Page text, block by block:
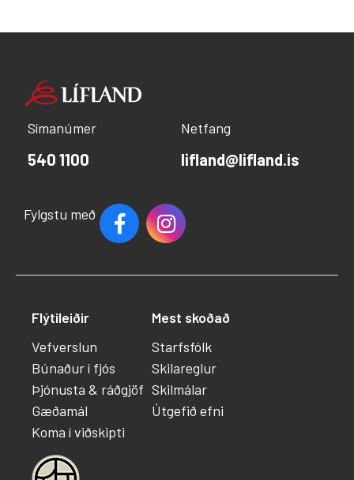
Símanúmer
540 1100
Netfang
lifland@lifland.is
Fylgstu með
Flýtileiðir
Vefverslun
Búnaður í fjós
Þjónusta & ráðgjöf
Gæðamál
Koma í viðskipti
Mest skoðað
Starfsfólk
Skilareglur
Skilmálar
Útgefið efni